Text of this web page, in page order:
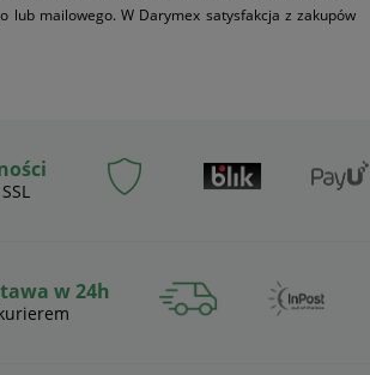
lub mailowego. W Darymex satysfakcja z zakupów
w 24h